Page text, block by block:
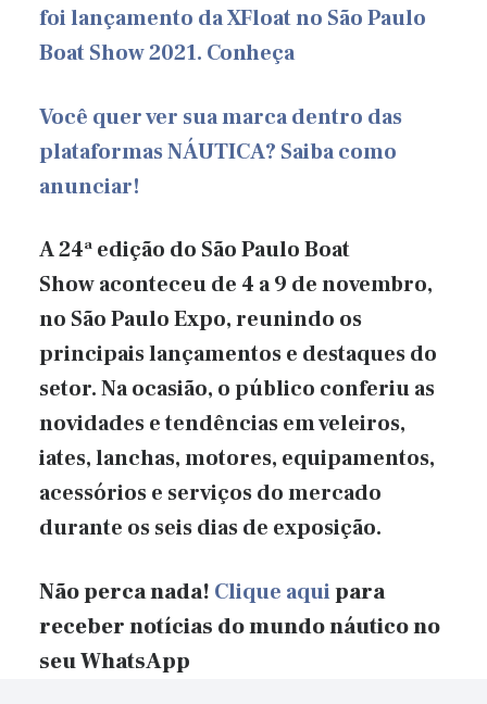
foi lançamento da XFloat no São Paulo
Boat Show 2021. Conheça
Você quer ver sua marca dentro das
plataformas NÁUTICA? Saiba como
anunciar!
A 24ª edição do São Paulo Boat
Show aconteceu de 4 a 9 de novembro,
no São Paulo Expo, reunindo os
principais lançamentos e destaques do
setor. Na ocasião, o público conferiu as
novidades e tendências em veleiros,
iates, lanchas, motores, equipamentos,
acessórios e serviços do mercado
durante os seis dias de exposição.
Não perca nada! Clique aquipara
receber notícias do mundo náutico no
seu WhatsApp